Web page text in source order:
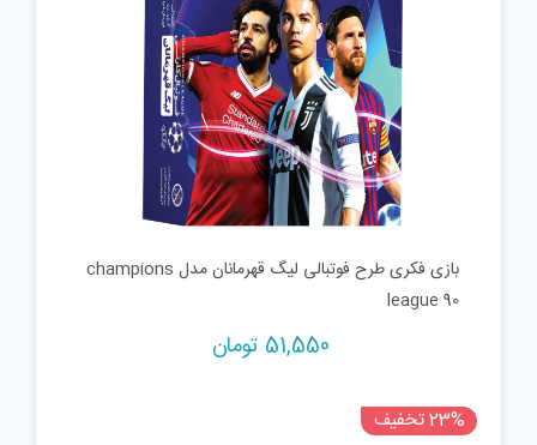
بازی فکری طرح فوتبالی لیگ قهرمانان مدل champions
league 90
51,550 تومان
23% تخفیف